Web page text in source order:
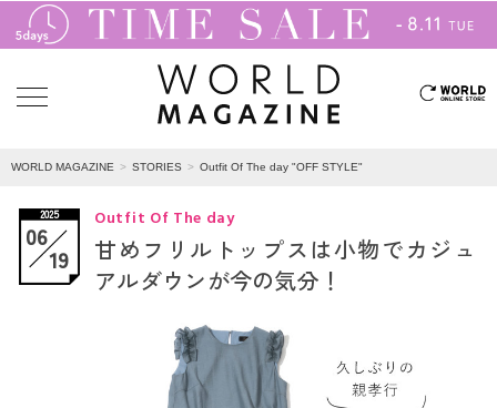
WORLD MAGAZINE STORIES Outfit Of The day "OFF STYLE"
2025
06
19
Outfit Of The day
甘めフリルトップスは小物でカジュ
アルダウンが今の気分！